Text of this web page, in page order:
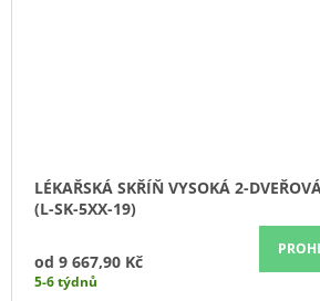
LÉKAŘSKÁ SKŘÍŇ VYSOKÁ 2-
(L-SK-5XX-19)
od 9 667,90 Kč
5-6 týdnů